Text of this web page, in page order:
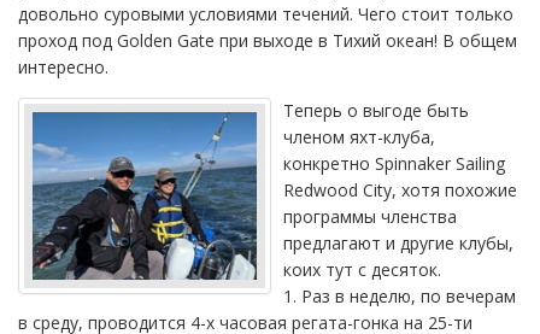
довольно суровыми условиями течений. Чего стоит только
проход под Golden Gate при выходе в Тихий океан! В общем
интересно.
Теперь о выгоде быть
членом яхт-клуба,
конкретно Spinnaker Sailing
Redwood City, хотя похожие
программы членства
предлагают и другие клубы,
коих тут с десяток.
1. Раз в неделю, по вечерам
в среду, проводится 4-х часовая регата-гонка на 25-ти